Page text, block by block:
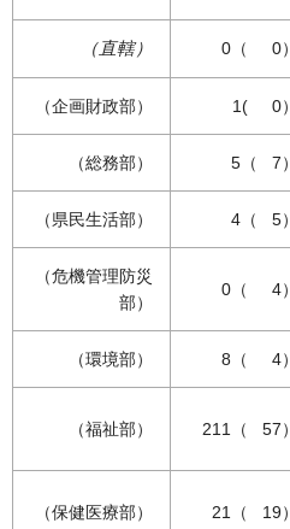
（直轄） 0（ 0）
（企画財政部） 1( 0）
（総務部） 5（ 7）
（県民生活部） 4（ 5）
（危機管理防災
部）
0（ 4）
（環境部） 8（ 4）
（福祉部） 211（ 57）
（保健医療部） 21（ 19）